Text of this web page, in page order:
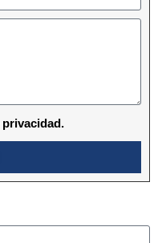
privacidad.